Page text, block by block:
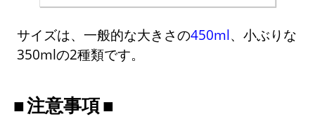
サイズは、一般的な大きさの450ml、小ぶりな
350mlの2種類です。
注意事項